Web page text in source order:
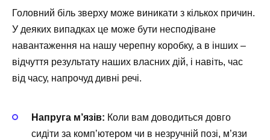
Головний біль зверху може виникати з кількох причин.
У деяких випадках це може бути несподіване
навантаження на нашу черепну коробку, а в інших –
відчуття результату наших власних дій, і навіть, час
від часу, напрочуд дивні речі.
Напруга м’язів: Коли вам доводиться довго
сидіти за комп’ютером чи в незручній позі, м’язи